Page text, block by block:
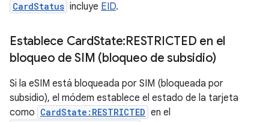
CardStatus incluye EID.
Establece CardState:RESTRICTED en el
bloqueo de SIM (bloqueo de subsidio)
Si la eSIM está bloqueada por SIM (bloqueada por
subsidio), el módem establece el estado de la tarjeta
como CardState:RESTRICTED en el